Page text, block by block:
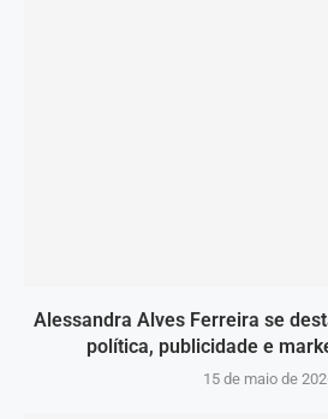
Alessandra Alves Ferreira se
política, publicidade e
15 de maio de